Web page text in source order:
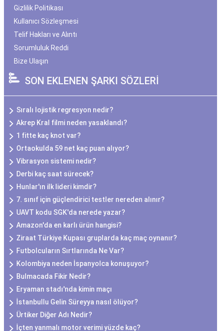
Gizlilik Politikası
Kullanıcı Sözleşmesi
Telif Hakları ve Alıntı
Sorumluluk Reddi
Bize Ulaşın
SON EKLENEN ŞARKI SÖZLERİ
Sıralı lojistik regresyon nedir?
Akrep Kral filmi neden yasaklandı?
1 fitte kaç knot var?
Ortaokulda 59 net kaç puan alıyor?
Vibrasyon sistemi nedir?
Derbi kaç saat sürecek?
Hunlar'ın ilk lideri kimdir?
7. sınıf için güçlendirici testler nereden alınır?
UAVT kodu SGK'da nerede yazar?
Amazon'da en karlı ürün hangisi?
Ziraat Türkiye Kupası gruplarda kaç maç oynanır?
Futbolcuların Sırtlarında Ne Var?
Kolombiya neden İspanyolca konuşuyor?
Bulmacada Fikir Nedir?
Eryaman stadı'nda kimin maçı
İstanbullu Gelin Süreyya nasıl ölüyor?
Ürtiker Diğer Adı Nedir?
İçten yanmalı motor verimi yüzde kaç?